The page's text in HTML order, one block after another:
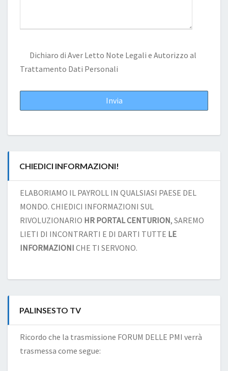
Dichiaro di Aver Letto Note Legali e Autorizzo al
Trattamento Dati Personali
CHIEDICI INFORMAZIONI!
ELABORIAMO IL PAYROLL IN QUALSIASI PAESE DEL
MONDO. CHIEDICI INFORMAZIONI SUL
RIVOLUZIONARIO HR PORTAL CENTURION, SAREMO
LIETI DI INCONTRARTI E DI DARTI TUTTE LE
INFORMAZIONI CHE TI SERVONO.
PALINSESTO TV
Ricordo che la trasmissione FORUM DELLE PMI verrà
trasmessa come segue: